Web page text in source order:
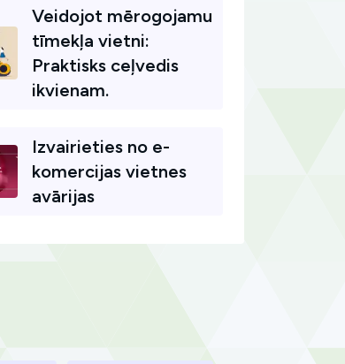
Veidojot mērogojamu
tīmekļa vietni:
Praktisks ceļvedis
ikvienam.
Izvairieties no e-
komercijas vietnes
avārijas